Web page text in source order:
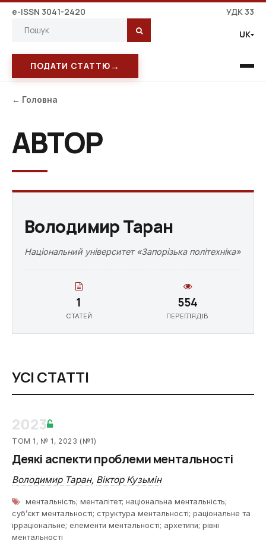
e-ISSN 3041-2420 УДК 33
UK
ПОДАТИ СТАТТЮ →
← Головна
АВТОР
Володимир Таран
Національний університет «Запорізька політехніка»
1
СТАТЕЙ
554
ПЕРЕГЛЯДІВ
УСІ СТАТТІ
2023
ТОМ 1, № 1, 2023 (№1)
Деякі аспекти проблеми ментальності
Володимир Таран, Віктор Кузьмін
ментальність; менталітет; національна ментальність;
суб’єкт ментальності; структура ментальності; раціональне та
ірраціональне; елементи ментальності; архетипи; рівні
ментальності